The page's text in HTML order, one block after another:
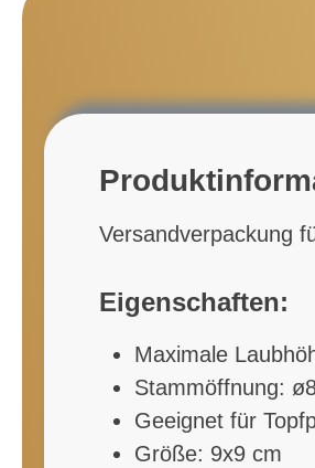
Versandverpackung
Eigenschaften:
Maximale
Stammöffnung:
Geeignet für
Größe: 9x9 cm